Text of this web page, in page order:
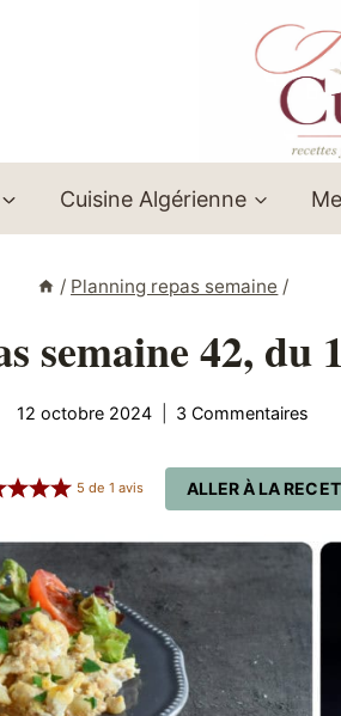
Cuisine Algérienne
/ Planning repas semaine /
semaine 42, du
12 octobre 2024 3 Commentaires
ALLER À LA
5 de1 avis